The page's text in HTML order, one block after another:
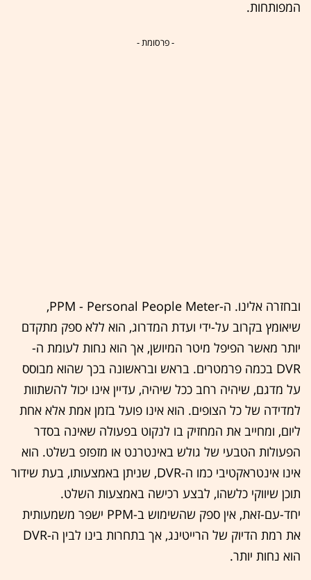
המפותחות.
- פרסומת -
ובחזרה אלינו. ה-PPM - Personal People Meter,
שיאומץ בקרוב על-ידי ועדת המדרוג, הוא ללא ספק מתקדם
יותר מאשר הפיפל מיטר המיושן, אך הוא נחות לעומת ה-
DVR בכמה פרמטרים. בראש ובראשונה בכך שהוא מבוסס
על מדגם, שיהיה רחב ככל שיהיה, עדיין אינו יכול להשתוות
למדידה של כל הצופים. הוא אינו פועל בזמן אמת אלא אחת
ליום, ומחייב את המחזיק בו לנקוט בפעולה שאינה בסדר
הפעולות הטבעי של גולש באינטרנט או מזפזפ בשלט. הוא
אינו אינטראקטיבי כמו ה-DVR, שניתן באמצעותו, בעת שידור
תוכן שיווקי כלשהו, לבצע רכישה באמצעות השלט.
יחד-עם-זאת, אין ספק שהשימוש ב-PPM ישפר משמעותית
את רמת הדיוק של הרייטינג, אך בתחרות בינו לבין ה-DVR
הוא נחות יותר.